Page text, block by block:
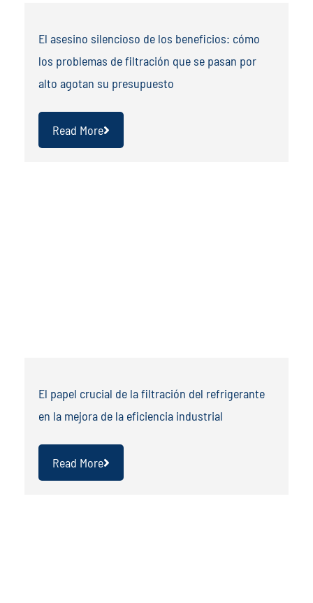
El asesino silencioso de los beneficios: cómo
los problemas de filtración que se pasan por
alto agotan su presupuesto
Read More
El papel crucial de la filtración del refrigerante
en la mejora de la eficiencia industrial
Read More